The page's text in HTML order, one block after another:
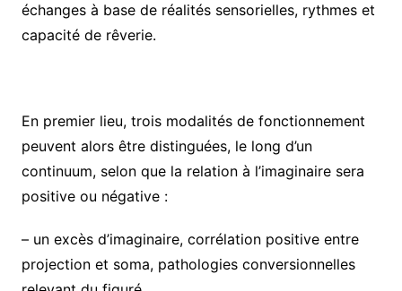
échanges à base de réalités sensorielles, rythmes et
capacité de rêverie.
En premier lieu, trois modalités de fonctionnement
peuvent alors être distinguées, le long d’un
continuum, selon que la relation à l’imaginaire sera
positive ou négative :
– un excès d’imaginaire, corrélation positive entre
projection et soma, pathologies conversionnelles